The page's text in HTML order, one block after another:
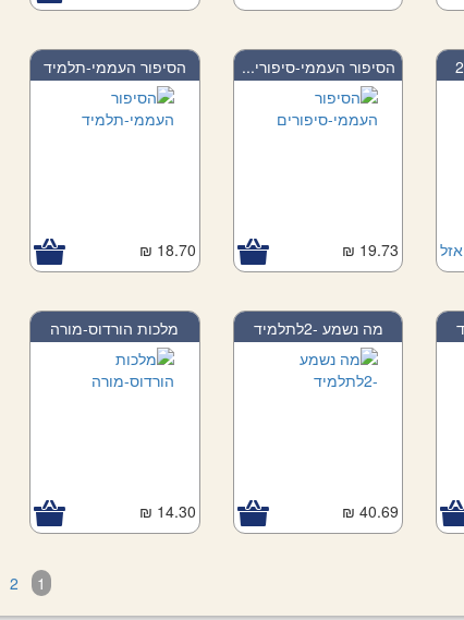
אזל
הסיפור העממי-סיפורי...
19.73 ₪
הסיפור העממי-תלמיד
18.70 ₪
מה נשמע -2לתלמיד
40.69 ₪
מלכות הורדוס-מורה
14.30 ₪
1
2